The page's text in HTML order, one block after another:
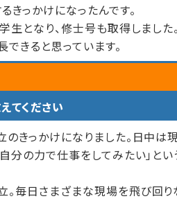
きっかけになったんです。
となり、修士号も取得しました
きると思っています。
てください
きっかけになりました。日中は
分の力で仕事をしてみたい」と
毎日さまざまな現場を飛び回